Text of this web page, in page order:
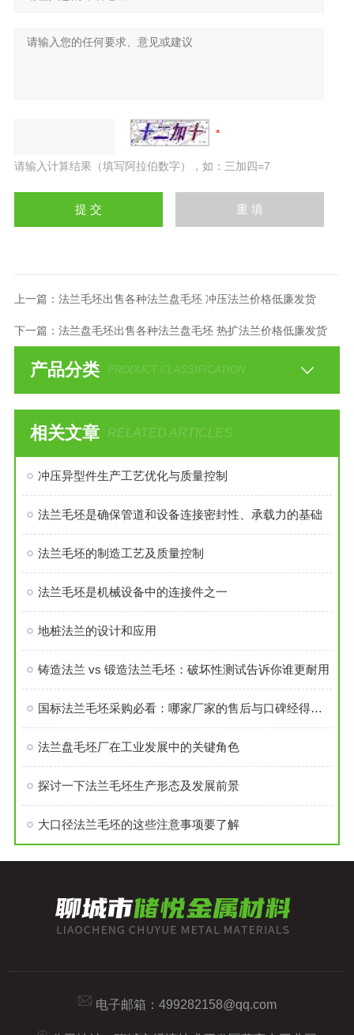
请输入计算结果（填写阿拉伯数字），如：三加四=7
上一篇： 法兰毛坯出售各种法兰盘毛坯 冲压法兰价格低廉发货
下一篇： 法兰盘毛坯出售各种法兰盘毛坯 热扩法兰价格低廉发货
产品分类 PRODUCT CLASSIFICATION
相关文章 RELATED ARTICLES
冲压异型件生产工艺优化与质量控制
法兰毛坯是确保管道和设备连接密封性、承载力的基础
法兰毛坯的制造工艺及质量控制
法兰毛坯是机械设备中的连接件之一
地桩法兰的设计和应用
铸造法兰 vs 锻造法兰毛坯：破坏性测试告诉你谁更耐用
国标法兰毛坯采购必看：哪家厂家的售后与口碑经得起考验？
法兰盘毛坯厂在工业发展中的关键角色
探讨一下法兰毛坯生产形态及发展前景
大口径法兰毛坯的这些注意事项要了解
电子邮箱： 499282158@qq.com